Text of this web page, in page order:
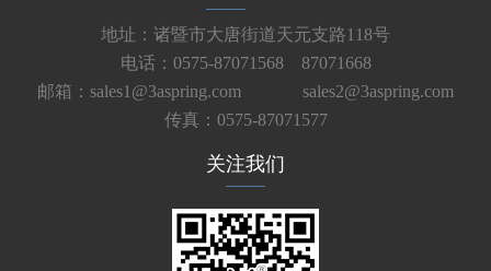
地址：诸暨市大唐街道天元支路118号
电话：0575-87071568 87071668
邮箱：sales1@3aspring.com
sales2@3aspring.com
传真：0575-87071577
关注我们